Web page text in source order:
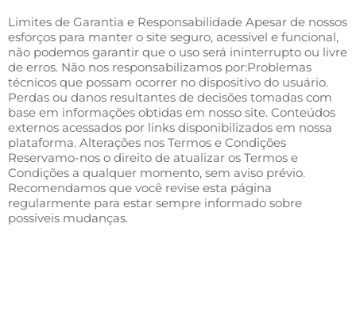
Limites de Garantia e Responsabilidade Apesar de nossos
esforços para manter o site seguro, acessível e funcional,
não podemos garantir que o uso será ininterrupto ou livre
de erros. Não nos responsabilizamos por:Problemas
técnicos que possam ocorrer no dispositivo do usuário.
Perdas ou danos resultantes de decisões tomadas com
base em informações obtidas em nosso site. Conteúdos
externos acessados por links disponibilizados em nossa
plataforma. Alterações nos Termos e Condições
Reservamo-nos o direito de atualizar os Termos e
Condições a qualquer momento, sem aviso prévio.
Recomendamos que você revise esta página
regularmente para estar sempre informado sobre
possíveis mudanças.